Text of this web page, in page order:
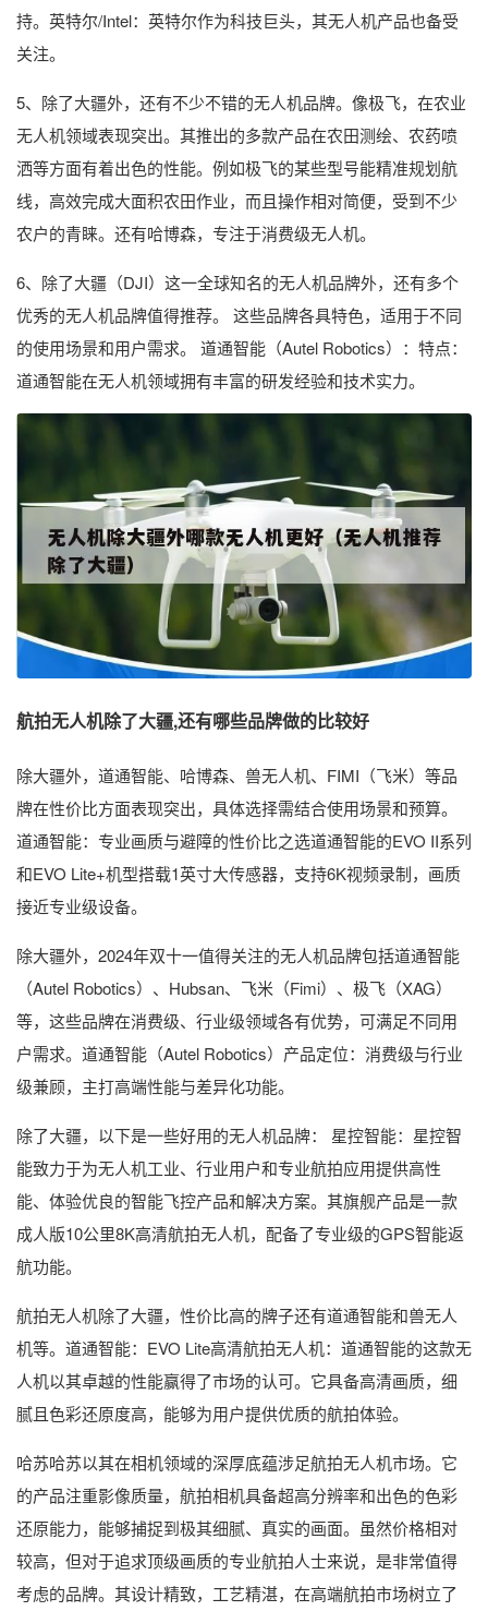
持。英特尔/Intel：英特尔作为科技巨头，其无人机产品也备受
关注。
5、除了大疆外，还有不少不错的无人机品牌。像极飞，在农业
无人机领域表现突出。其推出的多款产品在农田测绘、农药喷
洒等方面有着出色的性能。例如极飞的某些型号能精准规划航
线，高效完成大面积农田作业，而且操作相对简便，受到不少
农户的青睐。还有哈博森，专注于消费级无人机。
6、除了大疆（DJI）这一全球知名的无人机品牌外，还有多个
优秀的无人机品牌值得推荐。 这些品牌各具特色，适用于不同
的使用场景和用户需求。 道通智能（Autel Robotics）：特点：
道通智能在无人机领域拥有丰富的研发经验和技术实力。
航拍无人机除了大疆,还有哪些品牌做的比较好
除大疆外，道通智能、哈博森、兽无人机、FIMI（飞米）等品
牌在性价比方面表现突出，具体选择需结合使用场景和预算。
道通智能：专业画质与避障的性价比之选道通智能的EVO II系列
和EVO Lite+机型搭载1英寸大传感器，支持6K视频录制，画质
接近专业级设备。
除大疆外，2024年双十一值得关注的无人机品牌包括道通智能
（Autel Robotics）、Hubsan、飞米（Fimi）、极飞（XAG）
等，这些品牌在消费级、行业级领域各有优势，可满足不同用
户需求。道通智能（Autel Robotics）产品定位：消费级与行业
级兼顾，主打高端性能与差异化功能。
除了大疆，以下是一些好用的无人机品牌： 星控智能：星控智
能致力于为无人机工业、行业用户和专业航拍应用提供高性
能、体验优良的智能飞控产品和解决方案。其旗舰产品是一款
成人版10公里8K高清航拍无人机，配备了专业级的GPS智能返
航功能。
航拍无人机除了大疆，性价比高的牌子还有道通智能和兽无人
机等。道通智能：EVO Lite高清航拍无人机：道通智能的这款无
人机以其卓越的性能赢得了市场的认可。它具备高清画质，细
腻且色彩还原度高，能够为用户提供优质的航拍体验。
哈苏哈苏以其在相机领域的深厚底蕴涉足航拍无人机市场。它
的产品注重影像质量，航拍相机具备超高分辨率和出色的色彩
还原能力，能够捕捉到极其细腻、真实的画面。虽然价格相对
较高，但对于追求顶级画质的专业航拍人士来说，是非常值得
考虑的品牌。其设计精致，工艺精湛，在高端航拍市场树立了